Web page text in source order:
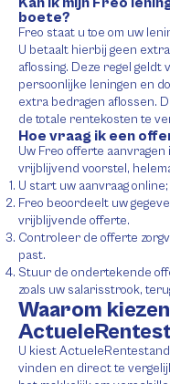
boete?
Freo staat u toe om uw
U betaalt hierbij geen
aflossing. Deze regel geldt
persoonlijke leningen en
extra bedragen aflossen.
de totale rentekosten te
Hoe vraag ik een
Uw Freo offerte
vrijblijvend voorstel,
U start uw aanvraag
Freo beoordeelt uw
vrijblijvende offerte.
Controleer de offerte
past.
Stuur de ondertekende
zoals uw salarisstrook,
Waarom
U kiest
vinden en direct te